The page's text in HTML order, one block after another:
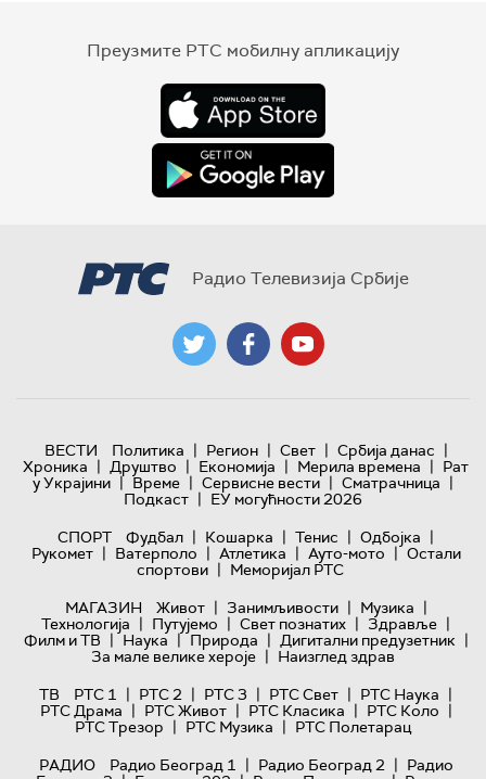
Преузмите РТС мобилну апликацију
Радио Телевизија Србије
ВЕСТИ Политика | Регион | Свет | Србија данас |
Хроника | Друштво | Економија | Мерила времена | Рат
у Украјини | Време | Сервисне вести | Сматрачница |
Подкаст | ЕУ могућности 2026
СПОРТ
Фудбал | Кошарка | Тенис | Одбојка |
Рукомет | Ватерполо | Атлетика | Ауто-мото | Остали
спортови | Меморијал РТС
МАГАЗИН
Живот | Занимљивости | Музика |
Технологијa | Путујемо | Свет познатих | Здравље |
Филм и ТВ | Наука | Природа | Дигитални предузетник |
За мале велике хероје | Наизглед здрав
ТВ
РТС 1 | РТС 2 | РТС 3 | РТС Свет | РТС Наука |
РТС Драма | РТС Живот | РТС Класика | РТС Коло |
РТС Трезор | РТС Музика | РТС Полетарац
РАДИО
Радио Београд 1 | Радио Београд 2 | Радио